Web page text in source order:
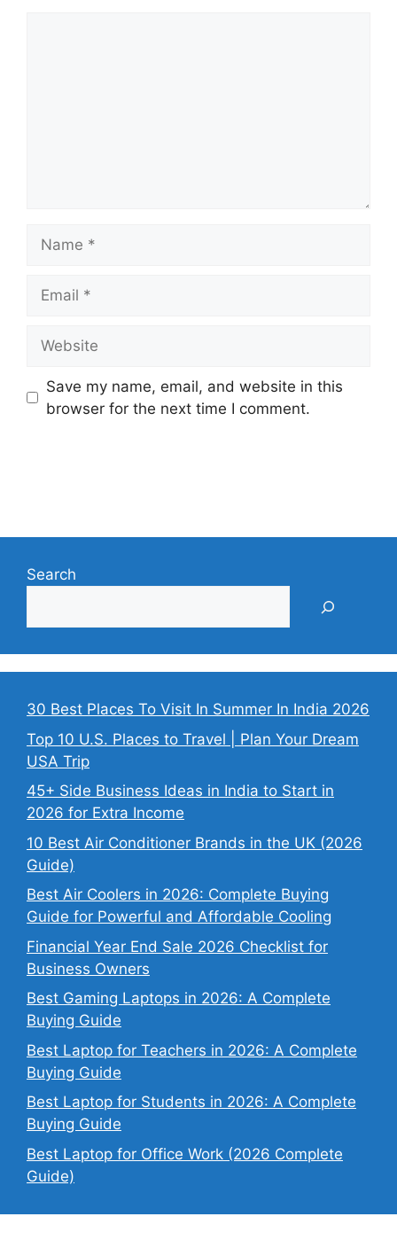
Save my name, email, and website in this
browser for the next time I comment.
Search
30 Best Places To Visit In Summer In India 2026
Top 10 U.S. Places to Travel | Plan Your Dream
USA Trip
45+ Side Business Ideas in India to Start in
2026 for Extra Income
10 Best Air Conditioner Brands in the UK (2026
Guide)
Best Air Coolers in 2026: Complete Buying
Guide for Powerful and Affordable Cooling
Financial Year End Sale 2026 Checklist for
Business Owners
Best Gaming Laptops in 2026: A Complete
Buying Guide
Best Laptop for Teachers in 2026: A Complete
Buying Guide
Best Laptop for Students in 2026: A Complete
Buying Guide
Best Laptop for Office Work (2026 Complete
Guide)